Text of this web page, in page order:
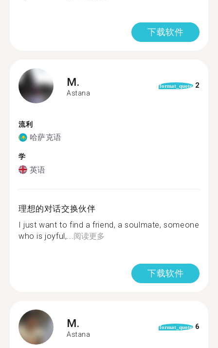
下载软件
M.
Astana
format_quote 2
流利
哈萨克语
学
英语
理想的对话交换伙伴
I just want to find a friend, a soulmate, someone
who is joyful,... 阅读更多
下载软件
M.
Astana
format_quote 6